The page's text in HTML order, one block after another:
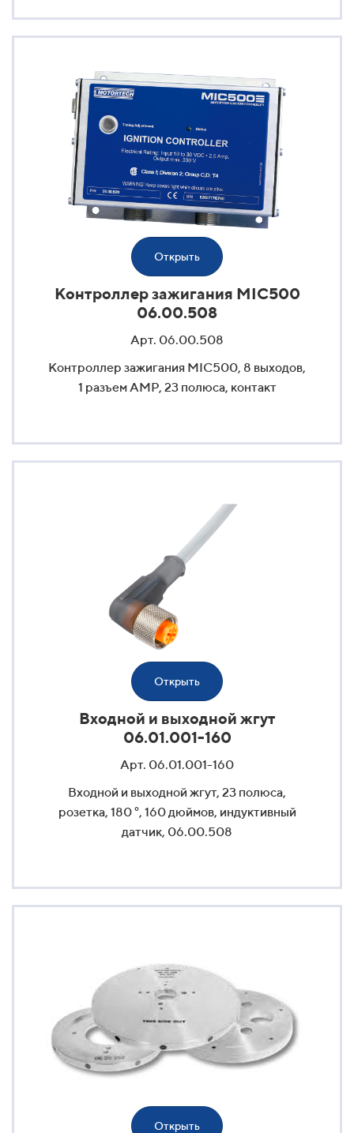
Открыть
Контроллер зажигания MIC500
06.00.508
Арт. 06.00.508
Контроллер зажигания MIC500, 8 выходов,
1 разъем AMP, 23 полюса, контакт
Открыть
Входной и выходной жгут
06.01.001-160
Арт. 06.01.001-160
Входной и выходной жгут, 23 полюса,
розетка, 180 °, 160 дюймов, индуктивный
датчик, 06.00.508
Открыть